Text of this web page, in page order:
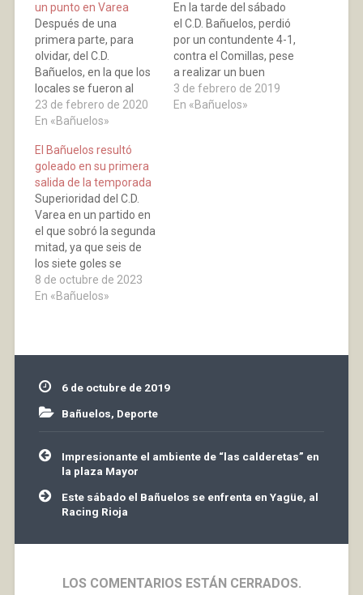
un punto en Varea
Después de una
primera parte, para
olvidar, del C.D.
Bañuelos, en la que los
locales se fueron al
descanso con una
ventaja de tres goles,
el minuto 13’, y por Insa
en el 22’ y el 23’. Los
rojillos salieron en el
segundo tiempo a por…
23 de febrero de 2020
En «Bañuelos»
En la tarde del sábado
el C.D. Bañuelos, perdió
por un contundente 4-1,
contra el Comillas, pese
a realizar un buen
partido que no quedó
reflejado en el
3 de febrero de 2019
En «Bañuelos»
El Bañuelos resultó
goleado en su primera
salida de la temporada
Superioridad del C.D.
Varea en un partido en
el que sobró la segunda
mitad, ya que seis de
los siete goles se
consiguieron en la
primera parte. El Gol del
8 de octubre de 2023
En «Bañuelos»
6 de octubre de 2019
Bañuelos, Deporte
Navegación
de
entradas
Impresionante el ambiente de “las calderetas” en
la plaza Mayor
Este sábado el Bañuelos se enfrenta en Yagüe, al
Racing Rioja
LOS COMENTARIOS ESTÁN CERRADOS.